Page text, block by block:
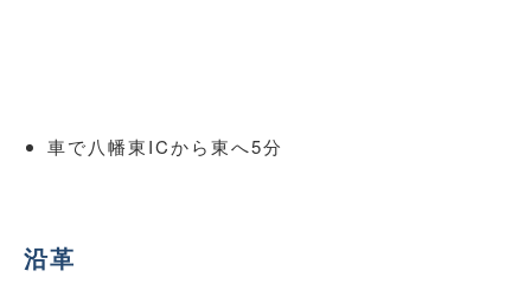
車で八幡東ICから東へ5分
沿革